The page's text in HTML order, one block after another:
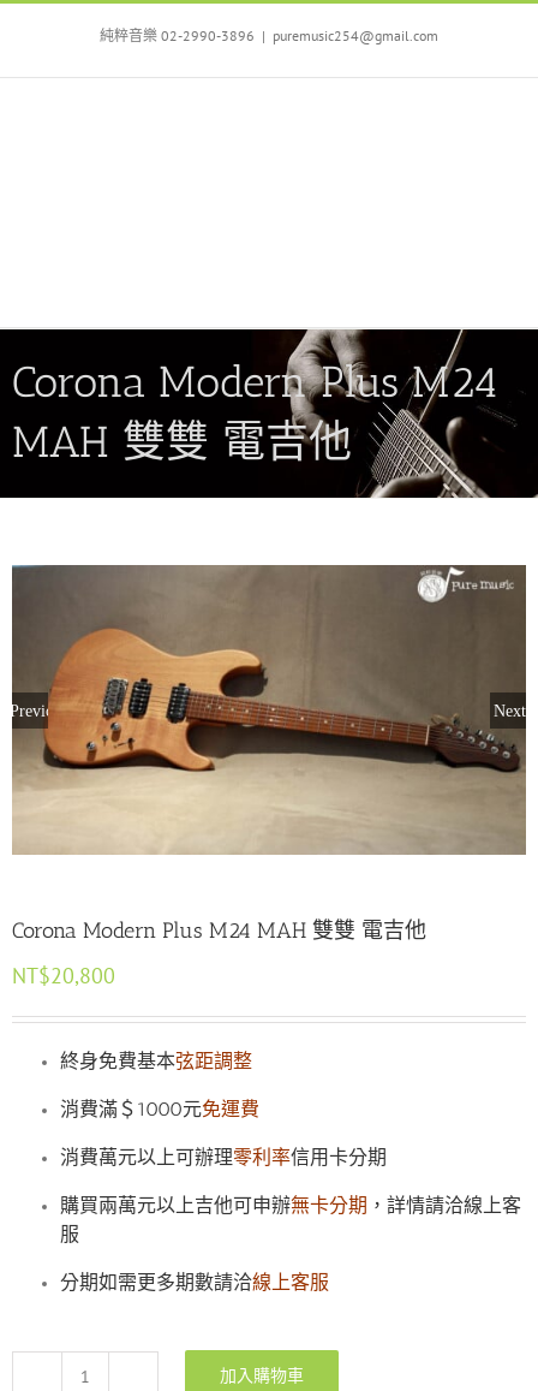
Skip
純粹音樂 02-2990-3896 | puremusic254@gmail.com
Corona Modern Plus M24
MAH 雙雙 電吉他
Previous Next
Corona Modern Plus M24 MAH 雙雙 電吉他
NT$20,800
終身免費基本弦距調整
消費滿＄1000元免運費
消費萬元以上可辦理零利率信用卡分期
購買兩萬元以上吉他可申辦無卡分期 ，詳情請洽線上客
服
分期如需更多期數請洽線上客服
Corona
加入購物車